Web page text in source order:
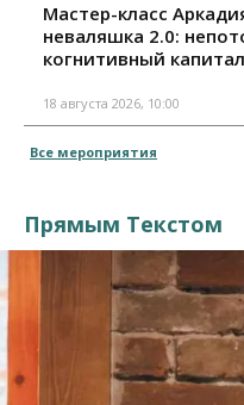
Мастер-класс
неваляшка 2.0:
когнитивный
18 августа 2026, 10:00
Все мероприятия
Прямым Текстом